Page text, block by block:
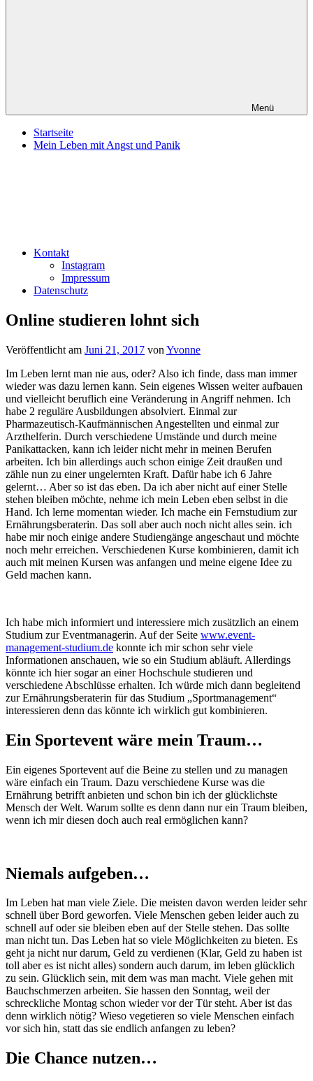
Menü
Startseite
Mein Leben mit Angst und Panik
Kontakt
Instagram
Impressum
Datenschutz
Online studieren lohnt sich
Veröffentlicht am Juni 21, 2017 von Yvonne
Im Leben lernt man nie aus, oder? Also ich finde, dass man immer
wieder was dazu lernen kann. Sein eigenes Wissen weiter aufbauen
und vielleicht beruflich eine Veränderung in Angriff nehmen. Ich
habe 2 reguläre Ausbildungen absolviert. Einmal zur
Pharmazeutisch-Kaufmännischen Angestellten und einmal zur
Arzthelferin. Durch verschiedene Umstände und durch meine
Panikattacken, kann ich leider nicht mehr in meinen Berufen
arbeiten. Ich bin allerdings auch schon einige Zeit draußen und
zähle nun zu einer ungelernten Kraft. Dafür habe ich 6 Jahre
gelernt… Aber so ist das eben. Da ich aber nicht auf einer Stelle
stehen bleiben möchte, nehme ich mein Leben eben selbst in die
Hand. Ich lerne momentan wieder. Ich mache ein Fernstudium zur
Ernährungsberaterin. Das soll aber auch noch nicht alles sein. ich
habe mir noch einige andere Studiengänge angeschaut und möchte
noch mehr erreichen. Verschiedenen Kurse kombinieren, damit ich
auch mit meinen Kursen was anfangen und meine eigene Idee zu
Geld machen kann.
Ich habe mich informiert und interessiere mich zusätzlich an einem
Studium zur Eventmanagerin. Auf der Seite www.event-
management-studium.de konnte ich mir schon sehr viele
Informationen anschauen, wie so ein Studium abläuft. Allerdings
könnte ich hier sogar an einer Hochschule studieren und
verschiedene Abschlüsse erhalten. Ich würde mich dann begleitend
zur Ernährungsberaterin für das Studium „Sportmanagement“
interessieren denn das könnte ich wirklich gut kombinieren.
Ein Sportevent wäre mein Traum…
Ein eigenes Sportevent auf die Beine zu stellen und zu managen
wäre einfach ein Traum. Dazu verschiedene Kurse was die
Ernährung betrifft anbieten und schon bin ich der glücklichste
Mensch der Welt. Warum sollte es denn dann nur ein Traum bleiben,
wenn ich mir diesen doch auch real ermöglichen kann?
Niemals aufgeben…
Im Leben hat man viele Ziele. Die meisten davon werden leider sehr
schnell über Bord geworfen. Viele Menschen geben leider auch zu
schnell auf oder sie bleiben eben auf der Stelle stehen. Das sollte
man nicht tun. Das Leben hat so viele Möglichkeiten zu bieten. Es
geht ja nicht nur darum, Geld zu verdienen (Klar, Geld zu haben ist
toll aber es ist nicht alles) sondern auch darum, im leben glücklich
zu sein. Glücklich sein, mit dem was man macht. Viele gehen mit
Bauchschmerzen arbeiten. Sie hassen den Sonntag, weil der
schreckliche Montag schon wieder vor der Tür steht. Aber ist das
denn wirklich nötig? Wieso vegetieren so viele Menschen einfach
vor sich hin, statt das sie endlich anfangen zu leben?
Die Chance nutzen…